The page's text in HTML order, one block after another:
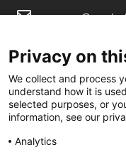
spccc@
935 120 481
@CGTCatalunya
cgtcatalunya
CGTCatalunya
Privacy on
We collect and process
understand how it is
selected purposes, or
information, see our
Analytics